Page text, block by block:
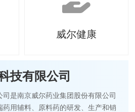
威尔健康
技有限公司
是南京威尔药业集团股份有限公司
药用辅料、原料药的研发、生产和销